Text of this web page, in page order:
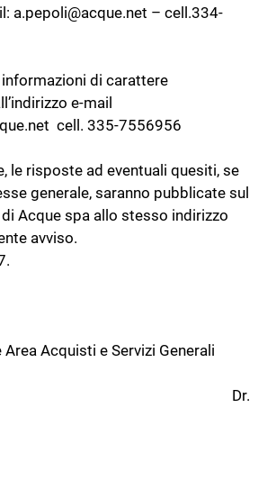
a.pepoli@acque.net – cell.334-
di carattere
e-mail
cell. 335-7556956
le risposte ad eventuali quesiti, se
generale, saranno pubblicate sul
Acque spa allo stesso indirizzo
avviso.
Acquisti e Servizi Generali